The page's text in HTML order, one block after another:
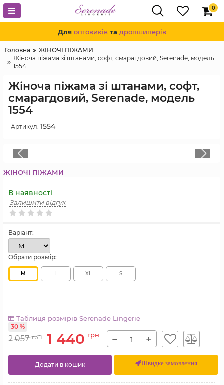
0
Для оптовиків та дропшиперів
Головна
ЖІНОЧІ ПІЖАМИ
Жіноча піжама зі штанами, софт, смарагдовий, Serenade, модель
1554
Жіноча піжама зі штанами, софт,
смарагдовий, Serenade, модель
1554
Артикул: 1554
ЖІНОЧІ ПІЖАМИ
Залишити відгук
В наявності
Варіант:
Обрати розмір:
M L XL S
Таблиця розмірів Serenade Lingerie
2 057 грн 1 440 грн
30 %
− +
Додати в кошик Швидке замовлення